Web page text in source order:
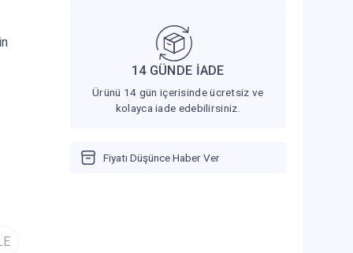
14 GÜNDE İADE
Ürünü 14 gün içerisinde ücretsiz ve
kolayca iade edebilirsiniz.
Fiyatı Düşünce Haber Ver